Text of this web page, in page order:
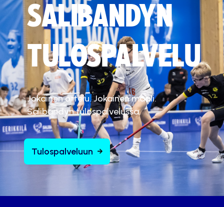
SALIBANDYN
TULOSPALVELU
Jokainen ottelu. Jokainen maali.
Salibandyn tulospalvelussa.
Tulospalveluun